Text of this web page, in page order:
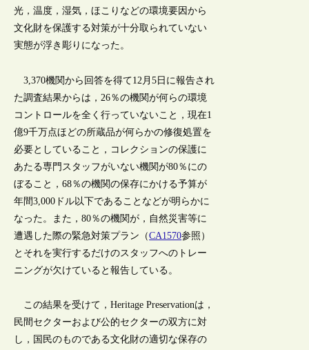
光，温度，湿気，ほこりなどの環境要因から
文化財を保護する対策が十分取られていない
実態が浮き彫りになった。
3,370機関から回答を得て12月5日に報告され
た調査結果からは，26％の機関が何らの環境
コントロールを全く行っていないこと，現在1
億9千万点ほどの所蔵品が何らかの修復処置を
必要としていること，コレクションの保護に
あたる専門スタッフがいない機関が80％にの
ぼること，68％の機関の保存にかける予算が
年間3,000ドル以下であることなどが明らかに
なった。また，80％の機関が，自然災害等に
遭遇した際の緊急対策プラン（CA1570参照）
とそれを実行するだけのスタッフへのトレー
ニングが欠けていると報告している。
この結果を受けて，Heritage Preservationは，
民間セクターおよび公的セクターの双方に対
し，国民のものである文化財の適切な保存の